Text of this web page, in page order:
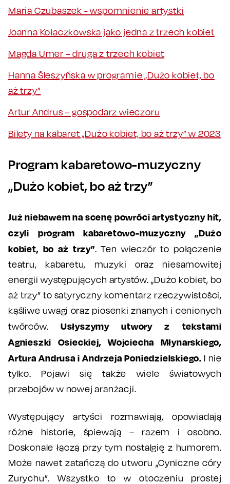
Maria Czubaszek - wspomnienie artystki
Joanna Kołaczkowska jako jedna z trzech kobiet
Magda Umer – druga z trzech kobiet
Hanna Śleszyńska w programie „Dużo kobiet, bo
aż trzy”
Artur Andrus – gospodarz wieczoru
Bilety na kabaret „Dużo kobiet, bo aż trzy” w 2023
Program kabaretowo-muzyczny
„Dużo kobiet, bo aż trzy”
Już niebawem na scenę powróci artystyczny hit,
czyli program kabaretowo-muzyczny „Dużo
kobiet, bo aż trzy”. Ten wieczór to połączenie
teatru, kabaretu, muzyki oraz niesamowitej
energii występujących artystów. „Dużo kobiet, bo
aż trzy” to satyryczny komentarz rzeczywistości,
kąśliwe uwagi oraz piosenki znanych i cenionych
twórców. Usłyszymy utwory z tekstami
Agnieszki Osieckiej, Wojciecha Młynarskiego,
Artura Andrusa i Andrzeja Poniedzielskiego. I nie
tylko. Pojawi się także wiele światowych
przebojów w nowej aranżacji.
Występujący artyści rozmawiają, opowiadają
różne historie, śpiewają – razem i osobno.
Doskonale łączą przy tym nostalgię z humorem.
Może nawet zatańczą do utworu „Cyniczne córy
Zurychu”. Wszystko to w otoczeniu prostej